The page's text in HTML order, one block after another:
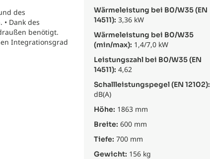
des
Dank des
benötigt.
Integrationsgrad
Wärmeleistung bei B0/W35 (EN
14511): 3,36 kW
Wärmeleistung bei B0/W35
(min/max): 1,4/7,0 kW
Leistungszahl bei B0/W35 (EN
14511): 4,62
Schallleistungspegel (EN 12102):
dB(A)
Höhe: 1863 mm
Breite: 600 mm
Tiefe: 700 mm
Gewicht: 156 kg